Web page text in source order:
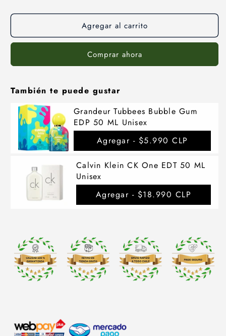
Agregar al carrito
Comprar ahora
También te puede gustar
Grandeur Tubbees Bubble Gum
EDP 50 ML Unisex
Agregar - $5.990 CLP
Calvin Klein CK One EDT 50 ML
Unisex
Agregar - $18.990 CLP